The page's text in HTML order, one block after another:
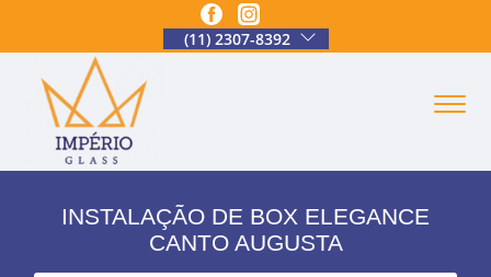
(11) 2307-8392
INSTALAÇÃO DE BOX ELEGANCE
CANTO AUGUSTA